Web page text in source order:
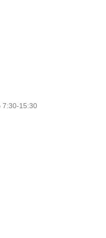
7:30-15:30